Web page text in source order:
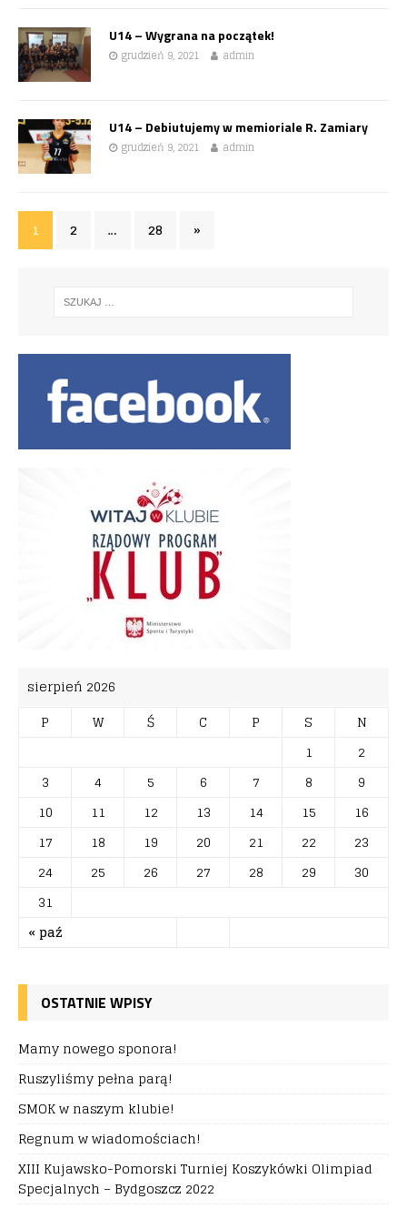
U14 – Wygrana na początek!
grudzień 9, 2021 admin
U14 – Debiutujemy w memioriale R. Zamiary
grudzień 9, 2021 admin
1 2 … 28 »
sierpień 2026
P
W Ś C P S N
« paź
1
2
3
4 5 6 7 8
9
10
11 12 13 14 15
16
17
18 19 20 21 22
23
24
25 26 27 28 29
30
31
OSTATNIE WPISY
Mamy nowego sponora!
Ruszyliśmy pełna parą!
SMOK w naszym klubie!
Regnum w wiadomościach!
XIII Kujawsko-Pomorski Turniej Koszykówki Olimpiad
Specjalnych – Bydgoszcz 2022